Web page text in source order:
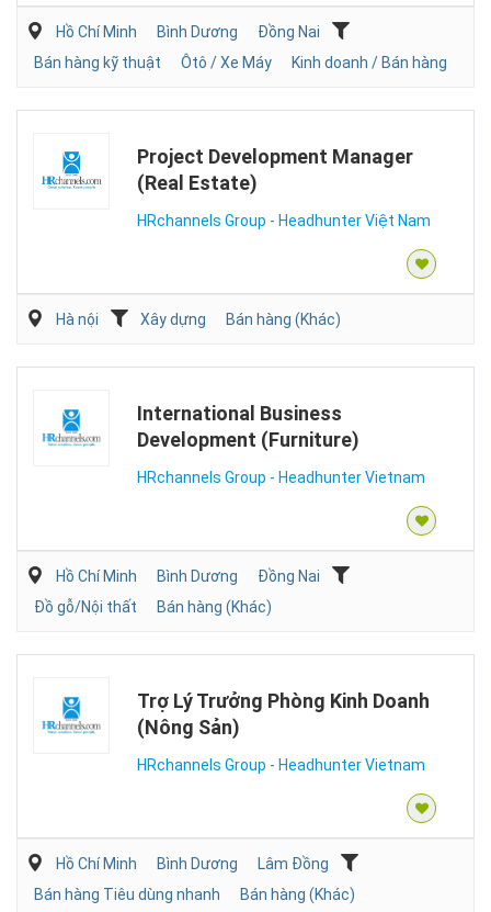
Hồ Chí Minh Bình Dương
Đồng Nai
Bán hàng kỹ thuật
Ôtô / Xe Máy Kinh doanh / Bán hàng
Project Development Manager
(Real Estate)
HRchannels Group - Headhunter Việt Nam
Hà nội Xây dựng Bán hàng (Khác)
International Business
Development (Furniture)
HRchannels Group - Headhunter Vietnam
Hồ Chí Minh Bình Dương
Đồng Nai
Đồ gỗ/Nội thất
Bán hàng (Khác)
Trợ Lý Trưởng Phòng Kinh Doanh
(Nông Sản)
HRchannels Group - Headhunter Vietnam
Hồ Chí Minh Bình Dương
Lâm Đồng
Bán hàng Tiêu dùng nhanh
Bán hàng (Khác)